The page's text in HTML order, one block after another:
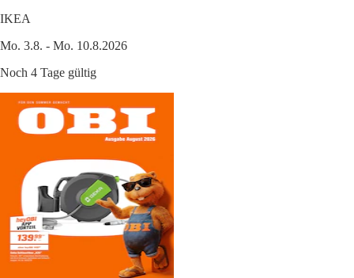
IKEA
Mo. 3.8. - Mo. 10.8.2026
Noch 4 Tage gültig